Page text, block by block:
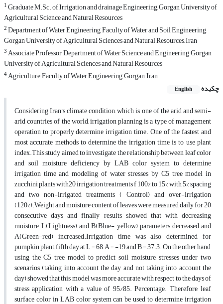
1Graduate M.Sc. of Irrigation and drainage Engineering, Gorgan University of
Agricultural Science and Natural Resources
2Department of Water Engineering, Faculty of Water and Soil Engineering,
Gorgan University of Agricultural Sciences and Natural Resources, Iran
3Associate Professor, Department of Water Science and Engineering, Gorgan
University of Agricultural Sciences and Natural Resources
4Agriculture, Faculty of Water Engineering, Gorgan, Iran
چکیده
English
Considering Iran's climate condition, which is one of the arid and semi-
arid countries of the world, irrigation planning is a type of management
operation to properly determine irrigation time. One of the fastest and
most accurate methods to determine the irrigation time is to use plant
index.This study aimed to investigate the relationship between leaf color
and soil moisture deficiency by LAB color system to determine
irrigation time and modeling of water stresses by C5 tree model in
zucchini plants with20 irrigation treatments f 100% to 15% with 5% spacing
and two non-irrigated treatments ( Control) and over-irrigation
(120%).Weight and moisture content of leaves were measured daily for 20
consecutive days and finally results showed that with decreasing
moisture, L(Lightness) and B(Blue- yellow) parameters decreased and
A(Green-red) increased.Irrigation time was also determined for
pumpkin plant, fifth day at L = 68, A = -19 and B = 37.3. On the other hand,
using the C5 tree model to predict soil moisture stresses under two
scenarios (taking into account the day and not taking into account the
day) showed that this model was more accurate with respect to the days of
stress application with a value of 95/85. Percentage. Therefore, leaf
surface color in LAB color system can be used to determine irrigation